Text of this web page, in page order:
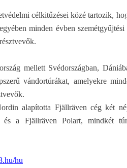
célkitűzései közé tartozik,
minden évben
mellett Svédországban,
vándortúrákat, amelyekre
alapította Fjällräven cég két
és a Fjällräven Polart, mindkét
hu